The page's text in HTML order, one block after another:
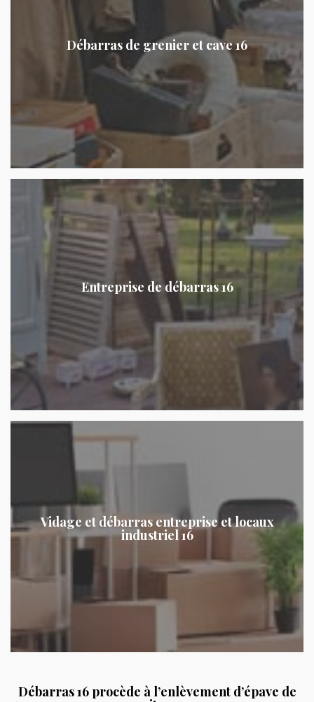
Débarras de grenier et cave 16
Entreprise de débarras 16
Vidage et débarras entreprise et locaux
industriel 16
Débarras 16 procède à l’enlèvement d’épave de